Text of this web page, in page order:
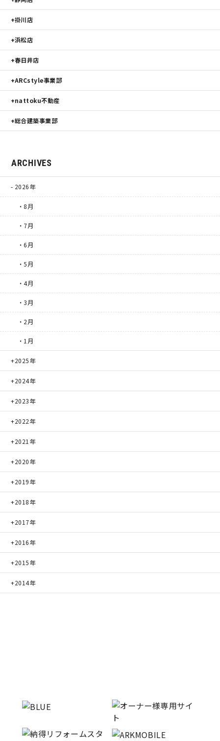
掛川店
浜松店
春日井店
ARCstyle事業部
nattoku不動産
総合建築事業部
ARCHIVES
2026年
・8月
・7月
・6月
・5月
・4月
・3月
・2月
・1月
2025年
2024年
2023年
2022年
2021年
2020年
2019年
2018年
2017年
2016年
2015年
2014年